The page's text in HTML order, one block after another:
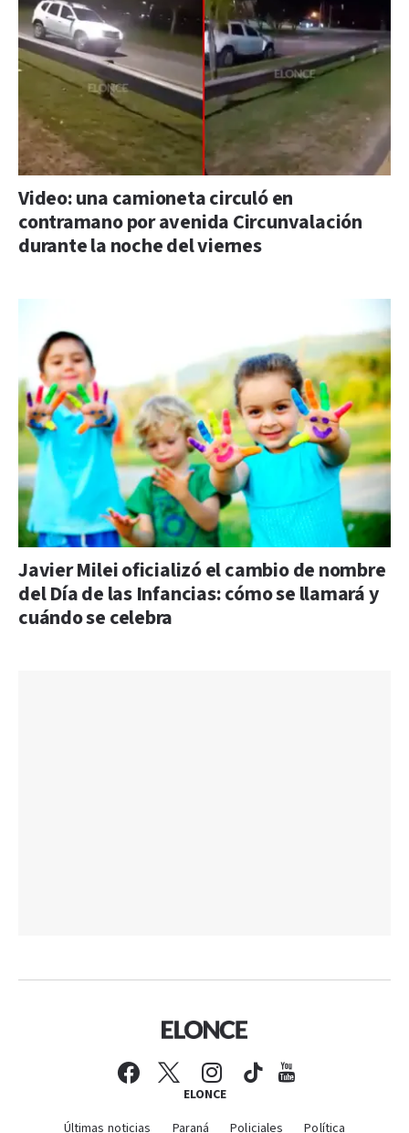
Video: una camioneta circuló en
contramano por avenida Circunvalación
durante la noche del viernes
Javier Milei oficializó el cambio de nombre
del Día de las Infancias: cómo se llamará y
cuándo se celebra
ELONCE
Últimas noticias Paraná Policiales Política